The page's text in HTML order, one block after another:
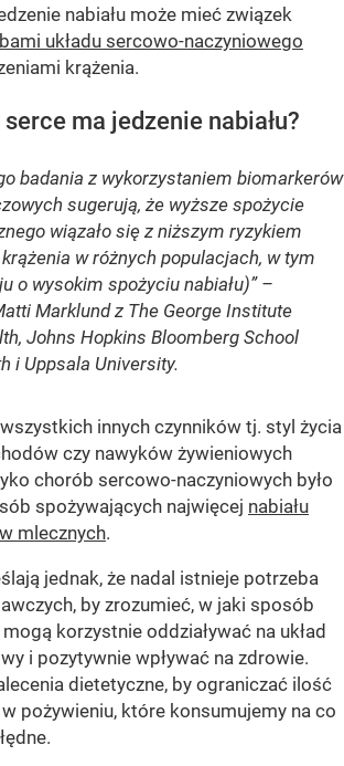
nabiału może mieć związek
układu sercowo-naczyniowego
krążenia.
ma jedzenie nabiału?
badania z wykorzystaniem biomarkerów
sugerują, że wyższe spożycie
wiązało się z niższym ryzykiem
w różnych populacjach, w tym
o wysokim spożyciu nabiału)” –
Marklund z The George Institute
Johns Hopkins Bloomberg School
i Uppsala University.
innych czynników tj. styl życia
czy nawyków żywieniowych
chorób sercowo-naczyniowych było
spożywających najwięcej nabiału
mlecznych.
jednak, że nadal istnieje potrzeba
by zrozumieć, w jaki sposób
korzystnie oddziaływać na układ
i pozytywnie wpływać na zdrowie.
dietetyczne, by ograniczać ilość
w pożywieniu, które konsumujemy na co